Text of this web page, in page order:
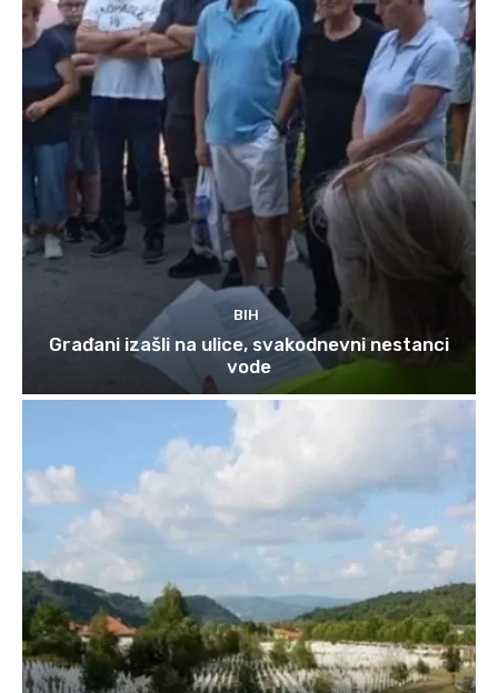
BIH
Građani izašli na ulice, svakodnevni nestanci
vode